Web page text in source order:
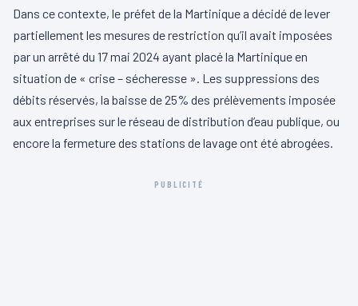
Dans ce contexte, le préfet de la Martinique a décidé de lever
partiellement les mesures de restriction qu’il avait imposées
par un arrêté du 17 mai 2024 ayant placé la Martinique en
situation de « crise – sécheresse ». Les suppressions des
débits réservés, la baisse de 25% des prélèvements imposée
aux entreprises sur le réseau de distribution d’eau publique, ou
encore la fermeture des stations de lavage ont été abrogées.
PUBLICITÉ